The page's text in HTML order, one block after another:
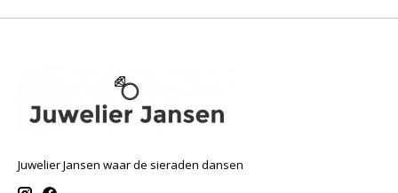
Juwelier Jansen waar de sieraden dansen